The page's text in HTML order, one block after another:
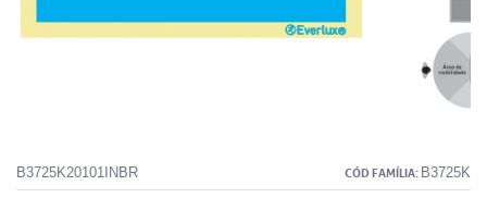
B3725K20101INBR CÓD FAMÍLIA: B3725K